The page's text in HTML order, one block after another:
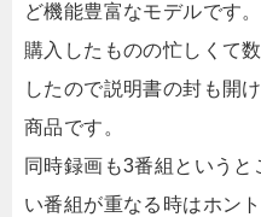
ど機能豊富なモデルです。
購入したものの忙しくて
したので説明書の封も開
商品です。
同時録画も3番組という
い番組が重なる時はホン